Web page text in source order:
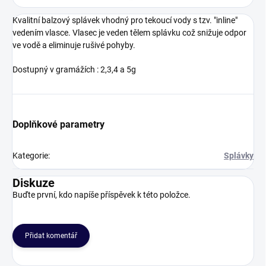
Kvalitní balzový splávek vhodný pro tekoucí vody s tzv. "inline"
vedením vlasce. Vlasec je veden tělem splávku což snižuje odpor
ve vodě a eliminuje rušivé pohyby.
Dostupný v gramážích : 2,3,4 a 5g
Doplňkové parametry
Kategorie: Splávky
Diskuze
Buďte první, kdo napíše příspěvek k této položce.
Přidat komentář